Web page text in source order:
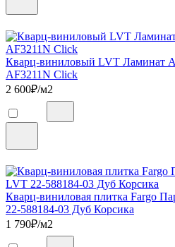
Кварц-виниловый LVT Ламинат
AF3211N Click
2 600₽/м2
Кварц-виниловая плитка Fargo
22-588184-03 Дуб Корсика
1 790₽/м2